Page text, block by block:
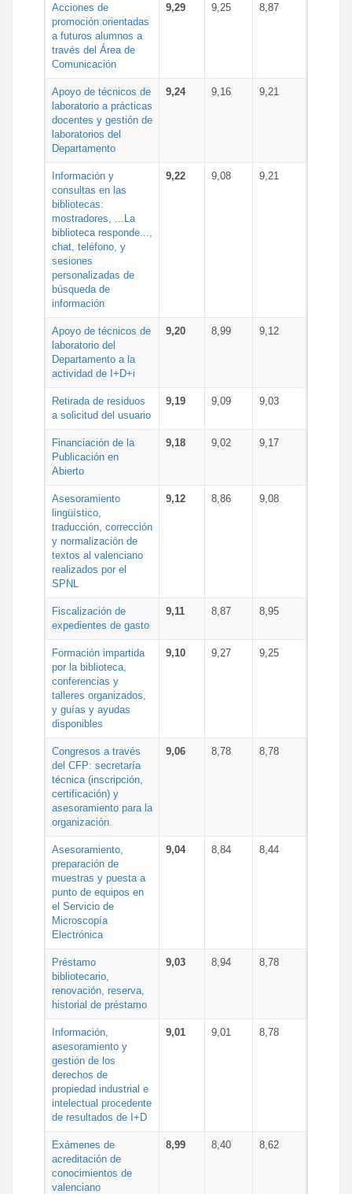
Acciones de
promoción orientadas
a futuros alumnos a
través del Área de
Comunicación
9,29 9,25 8,87
Apoyo de técnicos de
laboratorio a prácticas
docentes y gestión de
laboratorios del
Departamento
9,24 9,16 9,21
Información y
consultas en las
bibliotecas:
mostradores, ...La
biblioteca responde...,
chat, teléfono, y
sesiones
personalizadas de
búsqueda de
información
9,22 9,08 9,21
Apoyo de técnicos de
laboratorio del
Departamento a la
actividad de I+D+i
9,20 8,99 9,12
Retirada de residuos
a solicitud del usuario
9,19 9,09 9,03
Financiación de la
Publicación en
Abierto
9,18 9,02 9,17
Asesoramiento
lingüístico,
traducción, corrección
y normalización de
textos al valenciano
realizados por el
SPNL
9,12 8,86 9,08
Fiscalización de
expedientes de gasto
9,11 8,87 8,95
Formación impartida
por la biblioteca,
conferencias y
talleres organizados,
y guías y ayudas
disponibles
9,10 9,27 9,25
Congresos a través
del CFP: secretaría
técnica (inscripción,
certificación) y
asesoramiento para la
organización.
9,06 8,78 8,78
Asesoramiento,
preparación de
muestras y puesta a
punto de equipos en
el Servicio de
Microscopía
Electrónica
9,04 8,84 8,44
Préstamo
bibliotecario,
renovación, reserva,
historial de préstamo
9,03 8,94 8,78
Información,
asesoramiento y
gestión de los
derechos de
propiedad industrial e
intelectual procedente
de resultados de I+D
9,01 9,01 8,78
Exámenes de
acreditación de
conocimientos de
valenciano
8,99 8,40 8,62